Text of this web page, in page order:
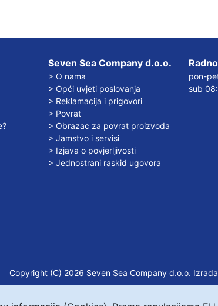
Seven Sea Company d.o.o.
> O nama
> Opći uvjeti poslovanja
> Reklamacija i prigovori
> Povrat
> Obrazac za povrat proizvoda
> Jamstvo i servisi
> Izjava o povjerljivosti
> Jednostrani raskid ugovora
pon-
sub
Copyright (C) 2026 Seven Sea Company d.o.o.